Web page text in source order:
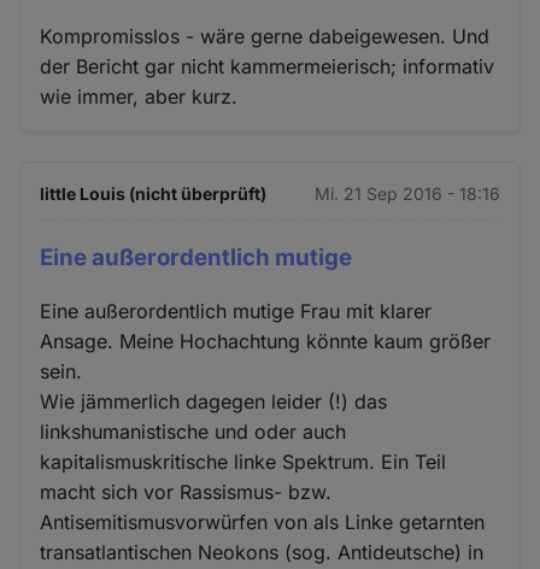
Kompromisslos - wäre gerne dabeigewesen. Und
der Bericht gar nicht kammermeierisch; informativ
wie immer, aber kurz.
little Louis (nicht überprüft) Mi. 21 Sep 2016 - 18:16
Eine außerordentlich mutige
Eine außerordentlich mutige Frau mit klarer
Ansage. Meine Hochachtung könnte kaum größer
sein.
Wie jämmerlich dagegen leider (!) das
linkshumanistische und oder auch
kapitalismuskritische linke Spektrum. Ein Teil
macht sich vor Rassismus- bzw.
Antisemitismusvorwürfen von als Linke getarnten
transatlantischen Neokons (sog. Antideutsche) in